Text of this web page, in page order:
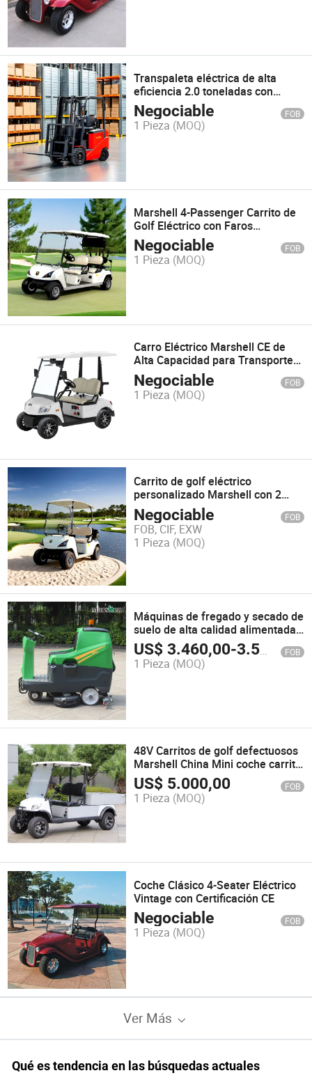
Transpaleta eléctrica de alta
eficiencia 2.0 toneladas con
motor de corriente alterna
avanzado
Negociable FOB
1 Pieza (MOQ)
Marshell 4-Passenger Carrito de
Golf Eléctrico con Faros
Triangulares Elegantes
Negociable FOB
1 Pieza (MOQ)
Carro Eléctrico Marshell CE de
Alta Capacidad para Transporte
Eficiente
Negociable FOB
1 Pieza (MOQ)
Carrito de golf eléctrico
personalizado Marshell con 2
asientos (DG-C2-5)
Negociable FOB
FOB, CIF, EXW
1 Pieza (MOQ)
Máquinas de fregado y secado de
suelo de alta calidad alimentadas
por corriente alterna en venta
US$3.460,00-3.540,00 FOB
1 Pieza (MOQ)
48V Carritos de golf defectuosos
Marshell China Mini coche carrito
de golf eléctrico
US$ 5.000,00 FOB
1 Pieza (MOQ)
Coche Clásico 4-Seater Eléctrico
Vintage con Certificación CE
Negociable FOB
1 Pieza (MOQ)
Ver Más
Qué es tendencia en las búsquedas actuales